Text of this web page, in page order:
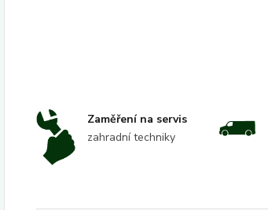
Zaměření na servis
zahradní techniky